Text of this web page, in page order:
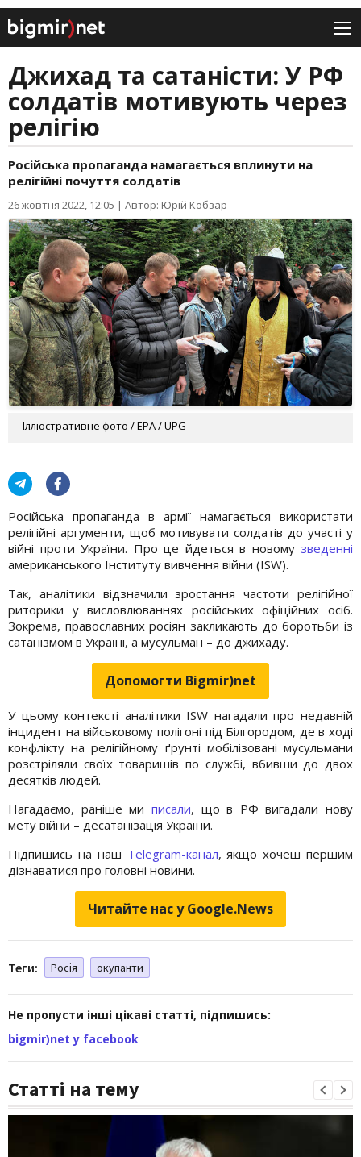
Джихад та сатаністи: У РФ
солдатів мотивують через
релігію
Російська пропаганда намагається вплинути на
релігійні почуття солдатів
26 жовтня 2022, 12:05 | Автор: Юрій Кобзар
Іллюстративне фото / EPA / UPG
Російська пропаганда в армії намагається використати
релігійні аргументи, щоб мотивувати солдатів до участі у
війні проти України. Про це йдеться в новому зведенні
американського Інституту вивчення війни (ISW).
Так, аналітики відзначили зростання частоти релігійної
риторики у висловлюваннях російських офіційних осіб.
Зокрема, православних росіян закликають до боротьби із
сатанізмом в Україні, а мусульман – до джихаду.
Допомогти Bigmir)net
У цьому контексті аналітики ISW нагадали про недавній
інцидент на військовому полігоні під Білгородом, де в ході
конфлікту на релігійному ґрунті мобілізовані мусульмани
розстріляли своїх товаришів по службі, вбивши до двох
десятків людей.
Нагадаємо, раніше ми писали, що в РФ вигадали нову
мету війни – десатанізація України.
Підпишись на наш Telegram-канал, якщо хочеш першим
дізнаватися про головні новини.
Читайте нас у Google.News
Теги: Росія окупанти
Не пропусти інші цікаві статті, підпишись:
bigmir)net у facebook
Статті на тему